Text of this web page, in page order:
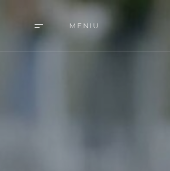
MENIU